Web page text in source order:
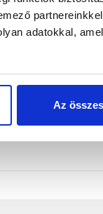
adatokkal,
Az
a